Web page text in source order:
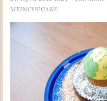
content
MEINCUPCAKE